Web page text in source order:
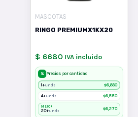
MASCOTAS
RINGO PREMIUMX1KX20
$ 6680 IVA incluido
% Precios por cantidad
1+unds $6,680
4+unds $6,550
MEJOR
20+unds $6,270